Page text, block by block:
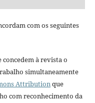
com os seguintes
à revista o
simultaneamente
Attributionque
com reconhecimento da